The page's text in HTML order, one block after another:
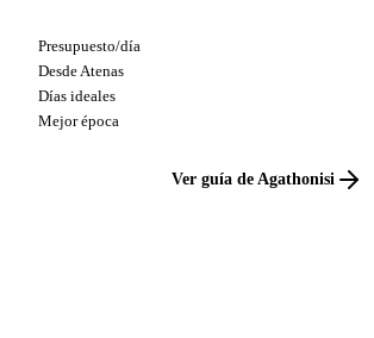
Presupuesto/día
Desde Atenas
Días ideales
Mejor época
Ver guía de Agathonisi